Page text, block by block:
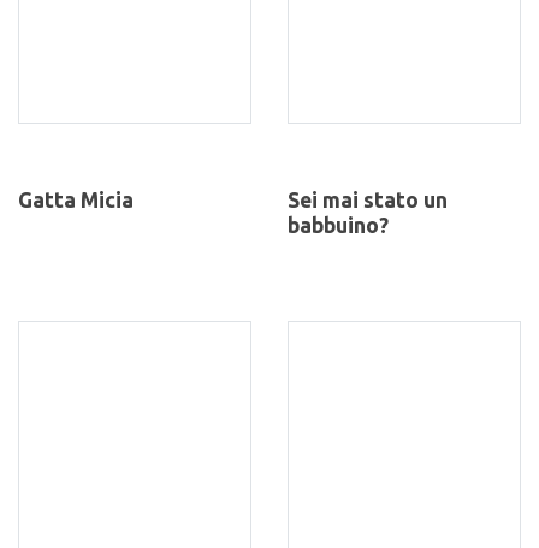
Gatta Micia
Sei mai stato un
babbuino?